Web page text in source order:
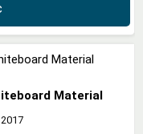
Material